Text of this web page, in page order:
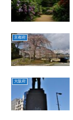
京都府
大阪府